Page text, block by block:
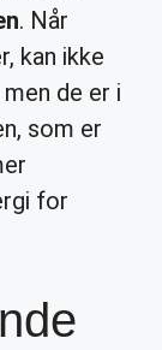
. Når
kan ikke
de er i
som er
for